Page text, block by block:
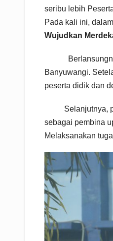
seribu lebih
Pada kali ini,
Wujudkan
Berlansungnya
Banyuwangi.
peserta didik dan
Selanjutnya,
sebagai pembina
Melaksanakan